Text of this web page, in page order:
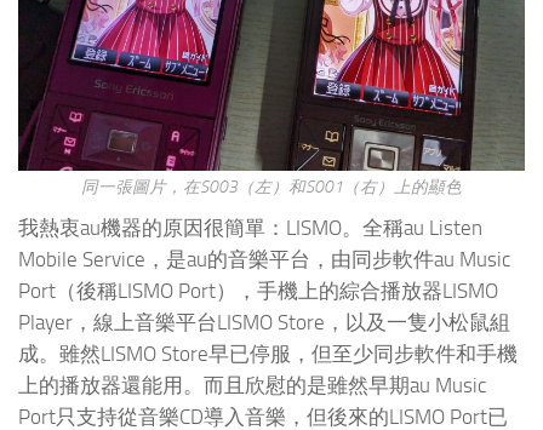
同一張圖片，在S003（左）和S001（右）上的顯色
我熱衷au機器的原因很簡單：LISMO。全稱au Listen
Mobile Service，是au的音樂平台，由同步軟件au Music
Port（後稱LISMO Port），手機上的綜合播放器LISMO
Player，線上音樂平台LISMO Store，以及一隻小松鼠組
成。雖然LISMO Store早已停服，但至少同步軟件和手機
上的播放器還能用。而且欣慰的是雖然早期au Music
Port只支持從音樂CD導入音樂，但後來的LISMO Port已